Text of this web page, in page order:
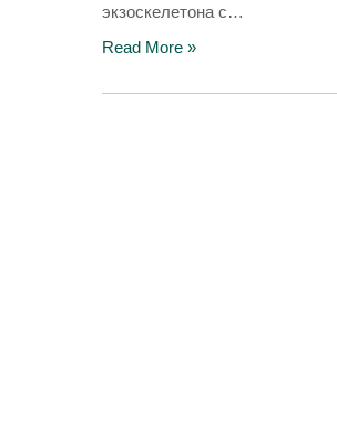
экзоскелетона с…
Read More »